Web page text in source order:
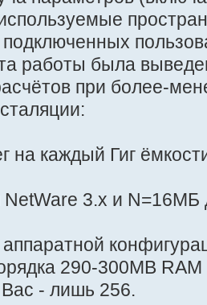
работы была
при более-
на каждый Гиг
3.x и N=16МБ
290-300MB
- лишь 256.